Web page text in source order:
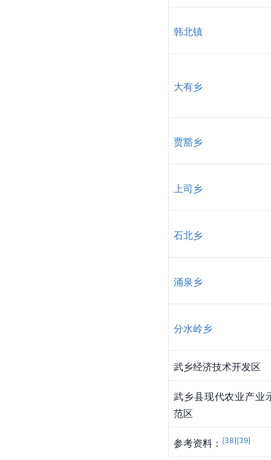
韩北镇
大有乡
贾豁乡
上司乡
石北乡
涌泉乡
分水岭乡
武乡经济技术开发区
武乡县现代农业产业
范区
参考资料： [38][39]